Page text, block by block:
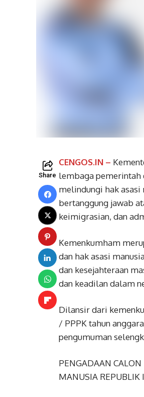
Share
CENGOS.IN –
lembaga pemerintah
melindungi hak
bertanggung jawab
keimigrasian, dan
Kemenkumham
dan hak asasi
dan kesejahteraan
dan keadilan dalam
Dilansir dari
/ PPPK tahun
pengumuman
PENGADAAN
MANUSIA